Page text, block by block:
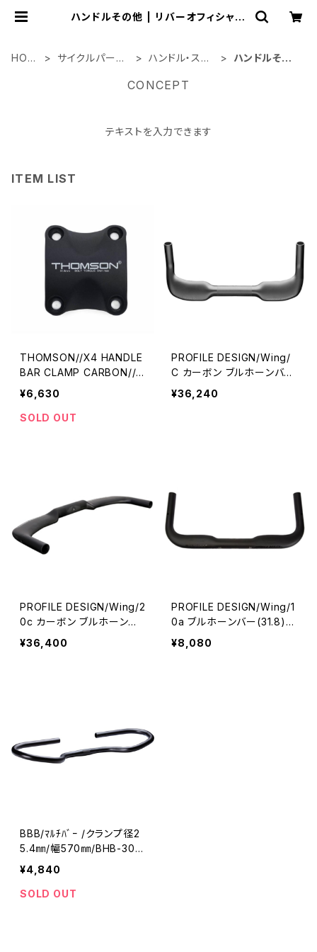
ハンドルその他 | リバーオフィシャル
HOM
サイクルパーツ
ハンドル・ステ
ハンドルその
CONCEPT
テキストを入力できます
ITEM LIST
THOMSON//X4 HANDLE
BAR CLAMP CARBON//S
MH009-01//トムソン
¥6,630
SOLD OUT
PROFILE DESIGN/Wing/
C カーボン ブルホーンバー
(31.8) //1037840001-01/
プロファイルデザイン
¥36,240
PROFILE DESIGN/Wing/2
0c カーボン ブルホーンバ
ー(31.8) //1021240001-0
1/プロファイルデザイン
¥36,400
PROFILE DESIGN/Wing/1
0a ブルホーンバー(31.8)
//0347280001-01/プロフ
ァイルデザイン
¥8,080
BBB/ﾏﾙﾁﾊﾞｰ /クランプ径2
5.4㎜/幅570㎜/BHB-30/
475101-01/ビービービー
¥4,840
SOLD OUT